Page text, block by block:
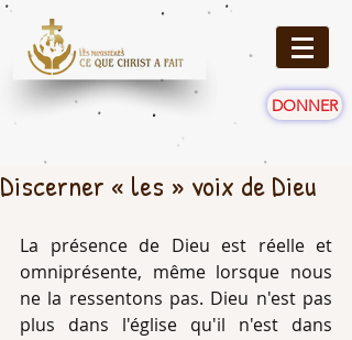
DONNER
Discerner « les » voix de Dieu
La présence de Dieu est réelle et
omniprésente, même lorsque nous
ne la ressentons pas. Dieu n'est pas
plus dans l'église qu'il n'est dans